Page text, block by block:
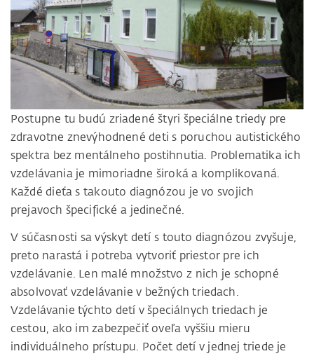
Postupne tu budú zriadené štyri špeciálne triedy pre
zdravotne znevýhodnené deti s poruchou autistického
spektra bez mentálneho postihnutia. Problematika ich
vzdelávania je mimoriadne široká a komplikovaná.
Každé dieťa s takouto diagnózou je vo svojich
prejavoch špecifické a jedinečné.
V súčasnosti sa výskyt detí s touto diagnózou zvyšuje,
preto narastá i potreba vytvoriť priestor pre ich
vzdelávanie. Len malé množstvo z nich je schopné
absolvovať vzdelávanie v bežných triedach.
Vzdelávanie týchto detí v špeciálnych triedach je
cestou, ako im zabezpečiť oveľa vyššiu mieru
individuálneho prístupu. Počet detí v jednej triede je